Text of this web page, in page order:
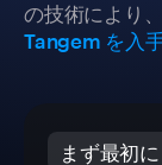
の技術により
Tangem を入
まず最初に